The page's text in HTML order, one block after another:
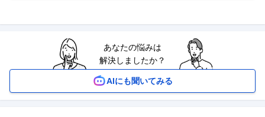
あなたの悩みは
解決しましたか？
AIにも聞いてみる